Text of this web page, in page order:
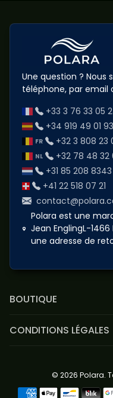
Une question ? Nous
téléphone, par email
+33 3 76 33 05
+34 919 49 01 93
+32 3 808 23
+32 78 48 32
+31 85 208 8343
+41 22 518 07 21
Polara est une
Jean EnglingL-
une adresse de
BOUTIQUE
CONDITIONS LÉGALES
© 2026 Polara.
Méthodes de paiement